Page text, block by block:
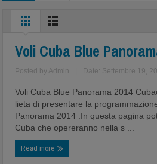
Voli Cuba Blue
Posted by Admin Date: Settembre 19,
Voli Cuba Blue Panorama 2014
lieta di presentare la
Panorama 2014 .In questa pagina
Cuba che opereranno nella s ...
Read more